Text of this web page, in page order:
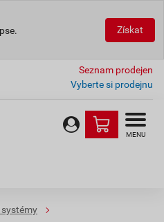
Získat
Seznam prodejen
Vyberte si prodejnu
MENU